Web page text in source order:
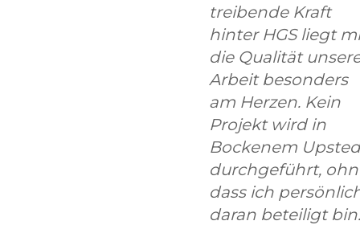
treibende Kraft
hinter HGS liegt
die Qualität
Arbeit besonders
am Herzen. Kein
Projekt wird in
Bockenem
durchgeführt,
dass ich
daran beteiligt bin.